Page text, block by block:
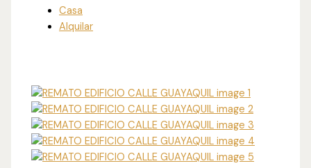
Casa
Alquilar